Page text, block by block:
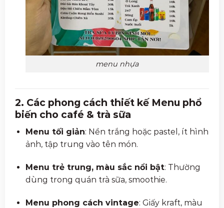
menu nhựa
2. Các phong cách thiết kế Menu phổ
biến cho café & trà sữa
Menu tối giản: Nền trắng hoặc pastel, ít hình
ảnh, tập trung vào tên món.
Menu trẻ trung, màu sắc nổi bật: Thường
dùng trong quán trà sữa, smoothie.
Menu phong cách vintage: Giấy kraft, màu